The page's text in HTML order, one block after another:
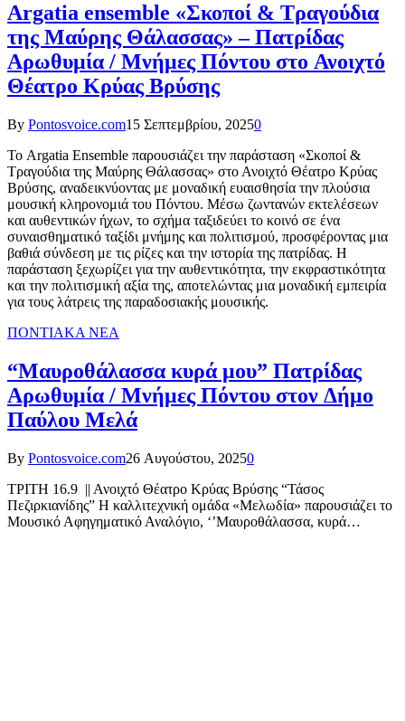
Argatia ensemble «Σκοποί & Τραγούδια
της Μαύρης Θάλασσας» – Πατρίδας
Αρωθυμία / Μνήμες Πόντου στο Ανοιχτό
Θέατρο Κρύας Βρύσης
By Pontosvoice.com15 Σεπτεμβρίου, 20250
Το Argatia Ensemble παρουσιάζει την παράσταση «Σκοποί &
Τραγούδια της Μαύρης Θάλασσας» στο Ανοιχτό Θέατρο Κρύας
Βρύσης, αναδεικνύοντας με μοναδική ευαισθησία την πλούσια
μουσική κληρονομιά του Πόντου. Μέσω ζωντανών εκτελέσεων
και αυθεντικών ήχων, το σχήμα ταξιδεύει το κοινό σε ένα
συναισθηματικό ταξίδι μνήμης και πολιτισμού, προσφέροντας μια
βαθιά σύνδεση με τις ρίζες και την ιστορία της πατρίδας. Η
παράσταση ξεχωρίζει για την αυθεντικότητα, την εκφραστικότητα
και την πολιτισμική αξία της, αποτελώντας μια μοναδική εμπειρία
για τους λάτρεις της παραδοσιακής μουσικής.
ΠΟΝΤΙΑΚΑ ΝΕΑ
“Μαυροθάλασσα κυρά μου” Πατρίδας
Αρωθυμία / Μνήμες Πόντου στον Δήμο
Παύλου Μελά
By Pontosvoice.com26 Αυγούστου, 20250
ΤΡΙΤΗ 16.9 || Ανοιχτό Θέατρο Κρύας Βρύσης “Τάσος
Πεζιρκιανίδης” Η καλλιτεχνική ομάδα «Μελωδία» παρουσιάζει το
Μουσικό Αφηγηματικό Αναλόγιο, ‘’Μαυροθάλασσα, κυρά…